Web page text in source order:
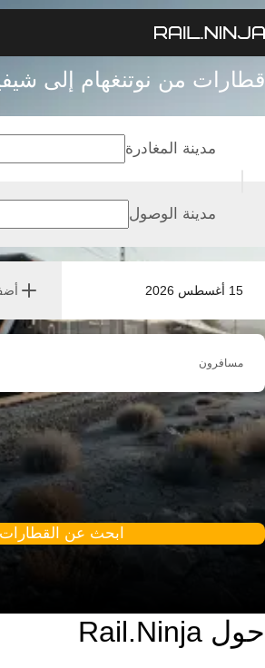
قطارات من نوتنغهام إلى
15 أغسطس 2026
مدينة المغادرة
مدينة الوصول
مسافرون
ابحث عن القطارات
حول Rail.Ninja